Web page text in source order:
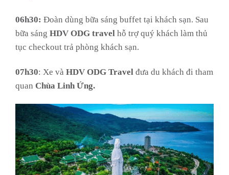
06h30: Đoàn dùng bữa sáng buffet tại khách sạn. Sau
bữa sáng HDV ODG travel hỗ trợ quý khách làm thủ
tục checkout trả phòng khách sạn.
07h30: Xe và HDV ODG Travel đưa du khách đi tham
quan Chùa Linh Ứng.